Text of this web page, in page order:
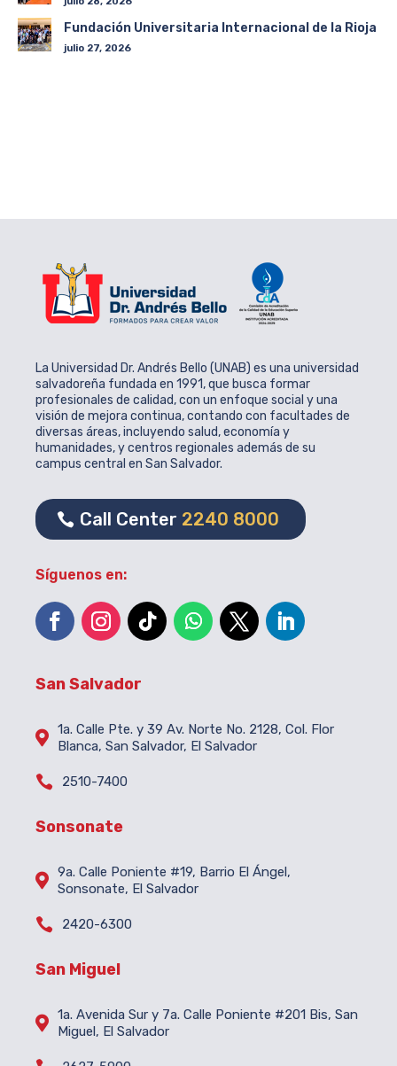
Fundación Universitaria Internacional de la Rioja
julio 27, 2026
La Universidad Dr. Andrés Bello (UNAB) es una universidad
salvadoreña fundada en 1991, que busca formar
profesionales de calidad, con un enfoque social y una
visión de mejora continua, contando con facultades de
diversas áreas, incluyendo salud, economía y
humanidades, y centros regionales además de su
campus central en San Salvador.
Call Center 2240 8000
Síguenos en:
San Salvador
 1a. Calle Pte. y 39 Av. Norte No. 2128, Col. Flor
Blanca, San Salvador, El Salvador
 2510-7400
Sonsonate
 9a. Calle Poniente #19, Barrio El Ángel,
Sonsonate, El Salvador
 2420-6300
San Miguel
 1a. Avenida Sur y 7a. Calle Poniente #201 Bis, San
Miguel, El Salvador